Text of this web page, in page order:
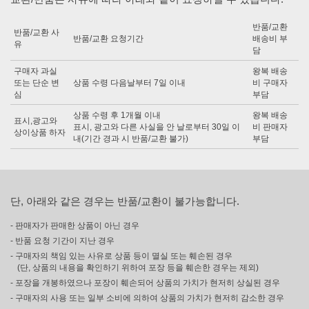
반품/교환 사
유
반품/교환 요청기간
반품/교환
배송비 부
담
구매자 과실
또는 단순 변
심
상품 수령 다음날부터 7일 이내
왕복 배송
비 구매자
부담
표시,광고와
상이상품 하자
상품 수령 후 1개월 이내
표시, 광고와 다른 사실을 안 날로부터 30일 이
내(기간 경과 시 반품/교환 불가)
왕복 배송
비 판매자
부담
단, 아래와 같은 경우는 반품/교환이 불가능합니다.
- 판매자가 판매한 상품이 아닌 경우
- 반품 요청 기간이 지난 경우
- 구매자의 책임 있는 사유로 상품 등이 멸실 또는 훼손된 경우
(단, 상품의 내용을 확인하기 위하여 포장 등을 훼손한 경우는 제외)
- 포장을 개봉하였으나 포장이 훼손되어 상품의 가치가 현저히 상실된 경우
- 구매자의 사용 또는 일부 소비에 의하여 상품의 가치가 현저히 감소한 경우